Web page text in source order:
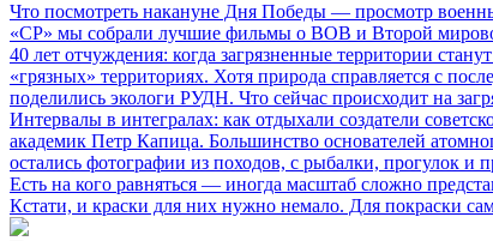
Что посмотреть накануне Дня Победы — просмотр
«СР» мы собрали лучшие фильмы о ВОВ и Второй
40 лет отчуждения: когда загрязненные территории
«грязных» территориях. Хотя природа справляется с
поделились экологи РУДН. Что сейчас происходит на
Интервалы в интегралах: как отдыхали создатели
академик Петр Капица. Большинство основателей
остались фотографии из походов, с рыбалки, прогулок
Есть на кого равняться — иногда масштаб сложно
Кстати, и краски для них нужно немало. Для покраски